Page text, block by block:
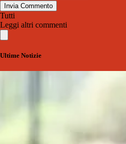
Invia Commento
Tutti
Leggi altri commenti
Ultime Notizie